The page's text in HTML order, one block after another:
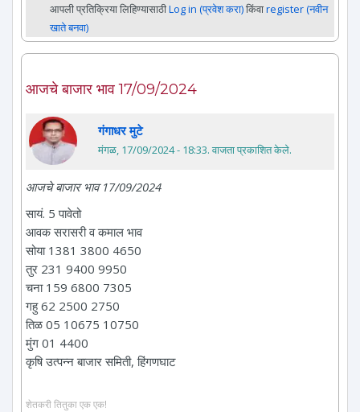
आपली प्रतिक्रिया लिहिण्यासाठीLog in (प्रवेश करा)किंवाregister (नवीन
खाते बनवा)
आजचे बाजार भाव 17/09/2024
गंगाधर मुटे
मंगळ, 17/09/2024 - 18:33. वाजता प्रकाशित केले.
आजचे बाजार भाव 17/09/2024
सायं. 5 पावेतो
आवक सरासरी व कमाल भाव
सोया 1381 3800 4650
तुर 231 9400 9950
चना 159 6800 7305
गहु 62 2500 2750
तिळ 05 10675 10750
मुंग 01 4400
कृषि उत्पन्न बाजार समिती, हिंगणघाट
शेतकरी तितुका एक एक!